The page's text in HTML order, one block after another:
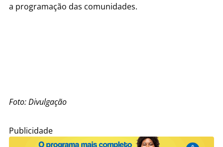
a programação das comunidades.
Foto: Divulgação
Publicidade